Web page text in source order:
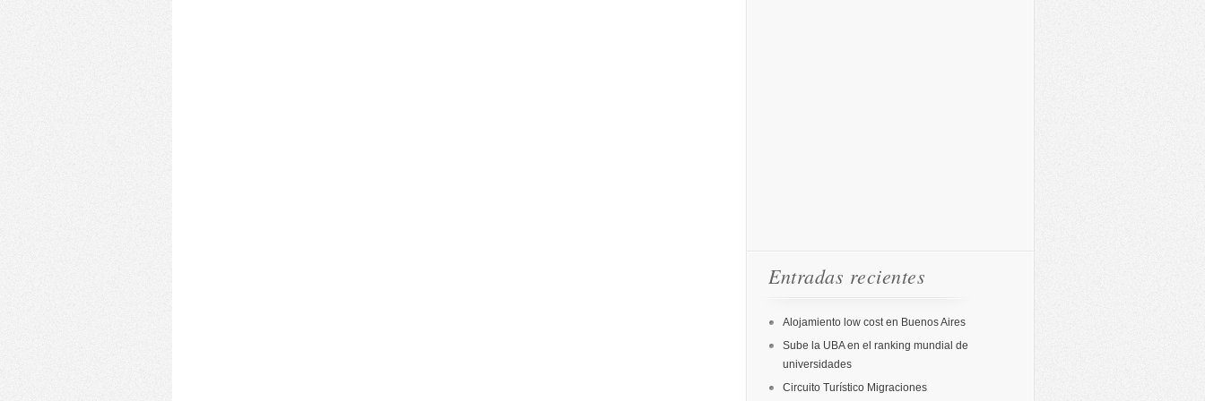
Entradas recientes
Alojamiento low cost en Buenos Aires
Sube la UBA en el ranking mundial de
universidades
Circuito Turístico Migraciones